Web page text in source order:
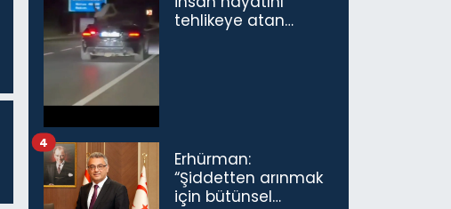
tehlikeye atan
Erhürman:
“Şiddetten arınmak
için bütünsel
4